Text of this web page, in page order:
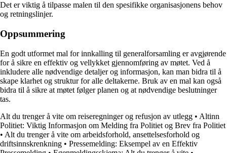
Det er viktig å tilpasse malen til den spesifikke organisasjonens behov
og retningslinjer.
Oppsummering
En godt utformet mal for innkalling til generalforsamling er avgjørende
for å sikre en effektiv og vellykket gjennomføring av møtet. Ved å
inkludere alle nødvendige detaljer og informasjon, kan man bidra til å
skape klarhet og struktur for alle deltakerne. Bruk av en mal kan også
bidra til å sikre at møtet følger planen og at nødvendige beslutninger
tas.
Alt du trenger å vite om reiseregninger og refusjon av utlegg • Altinn
Politiet: Viktig Informasjon om Melding fra Politiet og Brev fra Politiet
• Alt du trenger å vite om arbeidsforhold, ansettelsesforhold og
driftsinnskrenkning • Pressemelding: Eksempel av en Effektiv